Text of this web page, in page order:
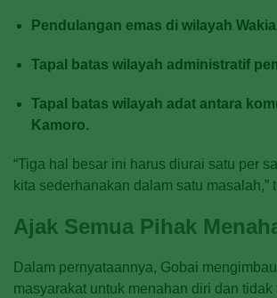
Pendulangan emas di wilayah
Tapal batas wilayah administratif
Tapal batas wilayah adat antara
Kamoro.
“Tiga hal besar ini harus diurai satu per
kita sederhanakan dalam satu masalah,”
Ajak Semua Pihak
Dalam pernyataannya, Gobai
masyarakat untuk menahan diri dan tidak